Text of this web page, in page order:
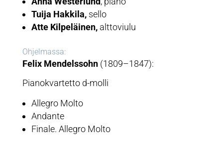
Tuija Hakkila, sello
Atte Kilpeläinen, alttoviulu
Ohjelmassa:
Felix Mendelssohn(1809–1847):
Pianokvartetto d-molli
Allegro Molto
Andante
Finale. Allegro Molto